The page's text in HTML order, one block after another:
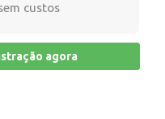
custos
agora